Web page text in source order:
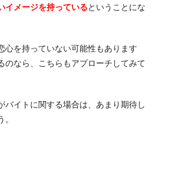
イメージを持っているということにな
心を持っていない可能性もあります
のなら、こちらもアプローチしてみて
バイトに関する場合は、あまり期待し